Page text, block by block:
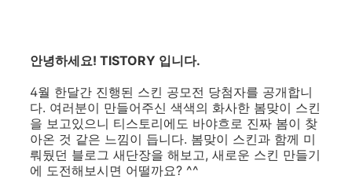
안녕하세요! TISTORY 입니다.
4월 한달간 진행된 스킨 공모전 당첨자를 공개합니
다. 여러분이 만들어주신 색색의 화사한 봄맞이 스킨
을 보고있으니 티스토리에도 바야흐로 진짜 봄이 찾
아온 것 같은 느낌이 듭니다. 봄맞이 스킨과 함께 미
뤄뒀던 블로그 새단장을 해보고, 새로운 스킨 만들기
에 도전해보시면 어떨까요? ^^